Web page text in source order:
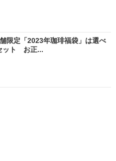
限定「2023年珈琲福袋」は選べ
ット お正...